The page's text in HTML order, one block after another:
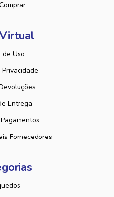
de Uso
Entrega
Fornecedores